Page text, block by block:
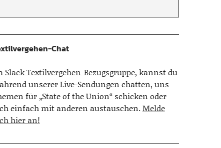
Chat
Slack Textilvergehen-Bezugsgruppe, kannst du
unserer Live-Sendungen chatten, uns
für „State of the Union“ schicken oder
einfach mit anderen austauschen.Melde
hier an!